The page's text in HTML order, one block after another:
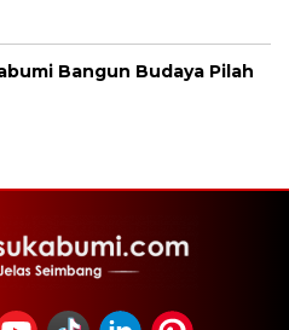
Bangun Budaya Pilah